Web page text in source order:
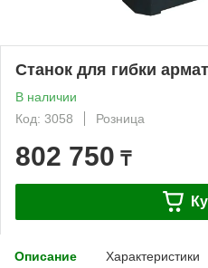
Станок для гибки
В наличии
Код: 3058
Розница
802 750 ₸
Описание Характеристики